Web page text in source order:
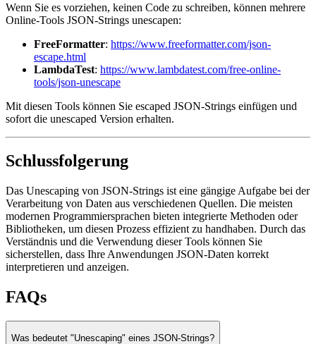
Wenn Sie es vorziehen, keinen Code zu schreiben, können mehrere
Online-Tools JSON-Strings unescapen:
FreeFormatter: https://www.freeformatter.com/json-
escape.html
LambdaTest: https://www.lambdatest.com/free-online-
tools/json-unescape
Mit diesen Tools können Sie escaped JSON-Strings einfügen und
sofort die unescaped Version erhalten.
Schlussfolgerung
Das Unescaping von JSON-Strings ist eine gängige Aufgabe bei der
Verarbeitung von Daten aus verschiedenen Quellen. Die meisten
modernen Programmiersprachen bieten integrierte Methoden oder
Bibliotheken, um diesen Prozess effizient zu handhaben. Durch das
Verständnis und die Verwendung dieser Tools können Sie
sicherstellen, dass Ihre Anwendungen JSON-Daten korrekt
interpretieren und anzeigen.
FAQs
Was bedeutet "Unescaping" eines JSON-Strings?